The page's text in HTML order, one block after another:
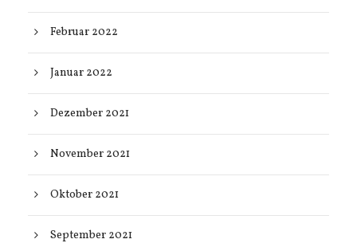
Februar 2022
Januar 2022
Dezember 2021
November 2021
Oktober 2021
September 2021